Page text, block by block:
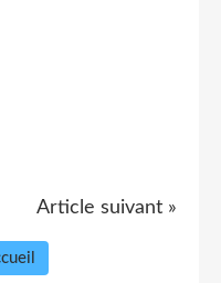
Article suivant »